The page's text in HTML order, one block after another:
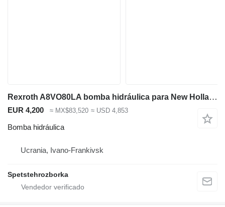
Rexroth A8VO80LA bomba hidráulica para New Holland MH CITY excavadora
EUR 4,200 ≈ MX$83,520 ≈ USD 4,853
Bomba hidráulica
Ucrania, Ivano-Frankivsk
Spetstehrozborka